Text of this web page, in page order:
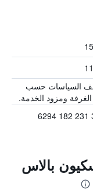
السياسات حسب
ومزود الخدمة.
بالاس